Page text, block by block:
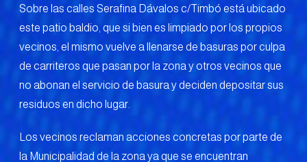
Sobre las calles Serafina Dávalos c/Timbó está ubicado
este patio baldio, que si bien es limpiado por los propios
vecinos, el mismo vuelve a llenarse de basuras por culpa
de carriteros que pasan por la zona y otros vecinos que
no abonan el servicio de basura y deciden depositar sus
residuos en dicho lugar.
Los vecinos reclaman acciones concretas por parte de
la Municipalidad de la zona ya que se encuentran